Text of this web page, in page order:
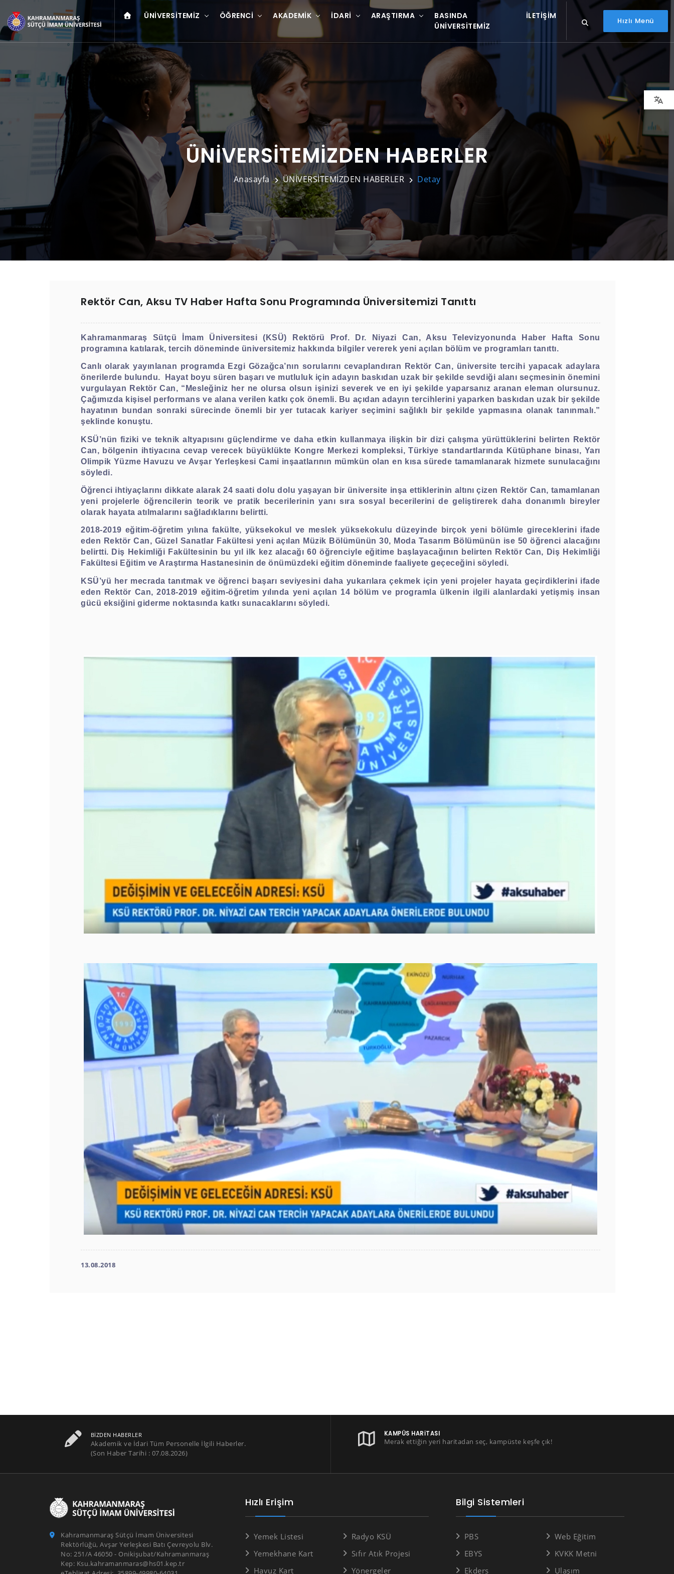
ÜNIVERSITEMIZ ÖĞRENCI AKADEMIK İDARI ARAŞTIRMA
BASINDA
ÜNIVERSITEMIZ
İLETIŞIM
Hızlı Menü
ÜNİVERSİTEMİZDEN HABERLER
Anasayfa ÜNİVERSİTEMİZDEN HABERLER Detay
Rektör Can, Aksu TV Haber Hafta Sonu Programında Üniversitemizi Tanıttı
Kahramanmaraş Sütçü İmam Üniversitesi (KSÜ) Rektörü Prof. Dr. Niyazi Can, Aksu Televizyonunda Haber Hafta Sonu
programına katılarak, tercih döneminde üniversitemiz hakkında bilgiler vererek yeni açılan bölüm ve programları tanıttı.
Canlı olarak yayınlanan programda Ezgi Gözağca’nın sorularını cevaplandıran Rektör Can, üniversite tercihi yapacak adaylara
önerilerde bulundu.
Hayat boyu süren başarı ve mutluluk için adayın baskıdan uzak bir şekilde sevdiği alanı seçmesinin önemini
vurgulayan Rektör Can, “Mesleğiniz her ne olursa olsun işinizi severek ve en iyi şekilde yaparsanız aranan eleman olursunuz.
Çağımızda kişisel performans ve alana verilen katkı çok önemli. Bu açıdan adayın tercihlerini yaparken baskıdan uzak bir şekilde
hayatının bundan sonraki sürecinde önemli bir yer tutacak kariyer seçimini sağlıklı bir şekilde yapmasına olanak tanınmalı.”
şeklinde konuştu.
KSÜ’nün fiziki ve teknik altyapısını güçlendirme ve daha etkin kullanmaya ilişkin bir dizi çalışma yürüttüklerini belirten Rektör
Can, bölgenin ihtiyacına cevap verecek büyüklükte Kongre Merkezi kompleksi, Türkiye standartlarında Kütüphane binası, Yarı
Olimpik Yüzme Havuzu ve Avşar Yerleşkesi Cami inşaatlarının mümkün olan en kısa sürede tamamlanarak hizmete sunulacağını
söyledi.
Öğrenci ihtiyaçlarını dikkate alarak 24 saati dolu dolu yaşayan bir üniversite inşa ettiklerinin altını çizen Rektör Can, tamamlanan
yeni projelerle öğrencilerin teorik ve pratik becerilerinin yanı sıra sosyal becerilerini de geliştirerek daha donanımlı bireyler
olarak hayata atılmalarını sağladıklarını belirtti.
2018-2019 eğitim-öğretim yılına fakülte, yüksekokul ve meslek yüksekokulu düzeyinde birçok yeni bölümle gireceklerini ifade
eden Rektör Can, Güzel Sanatlar Fakültesi yeni açılan Müzik Bölümünün 30, Moda Tasarım Bölümünün ise 50 öğrenci alacağını
belirtti. Diş Hekimliği Fakültesinin bu yıl ilk kez alacağı 60 öğrenciyle eğitime başlayacağının belirten Rektör Can, Diş Hekimliği
Fakültesi Eğitim ve Araştırma Hastanesinin de önümüzdeki eğitim döneminde faaliyete geçeceğini söyledi.
KSÜ’yü her mecrada tanıtmak ve öğrenci başarı seviyesini daha yukarılara çekmek için yeni projeler hayata geçirdiklerini ifade
eden Rektör Can, 2018-2019 eğitim-öğretim yılında yeni açılan 14 bölüm ve programla ülkenin ilgili alanlardaki yetişmiş insan
gücü eksiğini giderme noktasında katkı sunacaklarını söyledi.
13.08.2018
BIZDEN HABERLER
Akademik ve İdari Tüm Personelle İlgili Haberler.
(Son Haber Tarihi : 07.08.2026)
KAMPÜS HARITASI
Merak ettiğin yeri haritadan seç, kampüste keşfe çık!
Kahramanmaraş Sütçü İmam Üniversitesi
Rektörlüğü, Avşar Yerleşkesi Batı Çevreyolu Blv.
No: 251/A 46050 - Onikişubat/Kahramanmaraş
Kep: Ksu.kahramanmaras@hs01.kep.tr
Hızlı Erişim
Yemek Listesi
Yemekhane Kart
Havuz Kart
Radyo KSÜ
Sıfır Atık Projesi
Yönergeler
Bilgi Sistemleri
PBS
EBYS
Ekders
Web Eğitim
KVKK Metni
Ulaşım